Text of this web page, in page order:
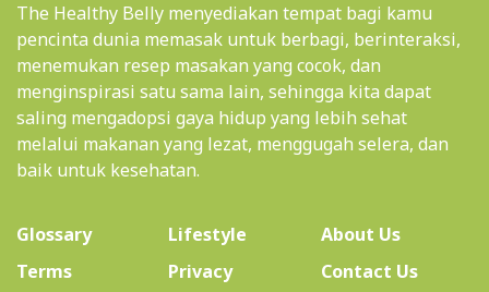
The Healthy Belly menyediakan tempat bagi kamu
pencinta dunia memasak untuk berbagi, berinteraksi,
menemukan resep masakan yang cocok, dan
menginspirasi satu sama lain, sehingga kita dapat
saling mengadopsi gaya hidup yang lebih sehat
melalui makanan yang lezat, menggugah selera, dan
baik untuk kesehatan.
Glossary Lifestyle About Us(current)
Terms
Privacy
Contact Us